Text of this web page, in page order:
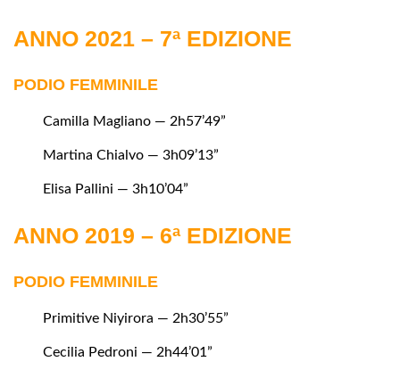
ANNO 2021 – 7ª EDIZIONE
PODIO FEMMINILE
Camilla Magliano — 2h57’49”
Martina Chialvo — 3h09’13”
Elisa Pallini — 3h10’04”
ANNO 2019 – 6ª EDIZIONE
PODIO FEMMINILE
Primitive Niyirora — 2h30’55”
Cecilia Pedroni — 2h44’01”